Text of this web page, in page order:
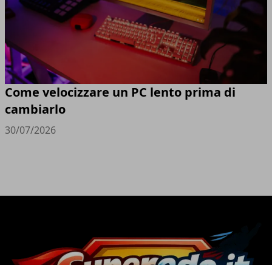
Come velocizzare un PC lento prima di
cambiarlo
30/07/2026